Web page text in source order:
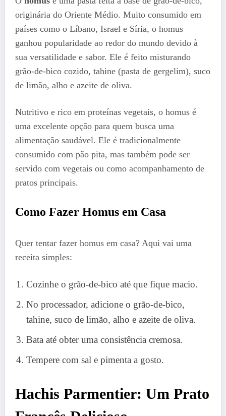
originária do Oriente Médio. Muito consumido em
países como o Líbano, Israel e Síria, o homus
ganhou popularidade ao redor do mundo devido à
sua versatilidade e sabor. Ele é feito misturando
grão-de-bico cozido, tahine (pasta de gergelim), suco
de limão, alho e azeite de oliva.
Nutritivo e rico em proteínas vegetais, o homus é
uma excelente opção para quem busca uma
alimentação saudável. Ele é tradicionalmente
consumido com pão pita, mas também pode ser
servido com vegetais ou como acompanhamento de
pratos principais.
Como Fazer Homus em Casa
Quer tentar fazer homus em casa? Aqui vai uma
receita simples:
Cozinhe o grão-de-bico até que fique macio.
No processador, adicione o grão-de-bico,
tahine, suco de limão, alho e azeite de oliva.
Bata até obter uma consistência cremosa.
Tempere com sal e pimenta a gosto.
Hachis Parmentier: Um Prato